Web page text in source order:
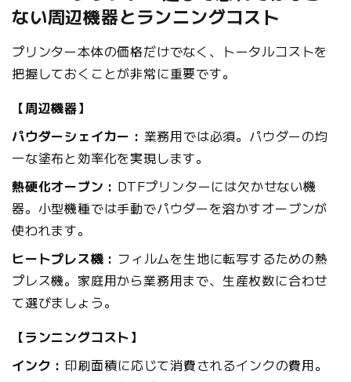
ない周辺機器とランニングコスト
プリンター本体の価格だけでなく、トータルコストを
把握しておくことが非常に重要です。
【周辺機器】
パウダーシェイカー : 業務用では必須。パウダーの均
一な塗布と効率化を実現します。
熱硬化オーブン : DTFプリンターには欠かせない機
器。小型機種では手動でパウダーを溶かすオーブンが
使われます。
ヒートプレス機 : フィルムを生地に転写するための熱
プレス機。家庭用から業務用まで、生産枚数に合わせ
て選びましょう。
【ランニングコスト】
インク : 印刷面積に応じて消費されるインクの費用。